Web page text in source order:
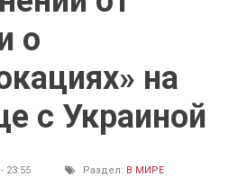
о
на
с Украиной
23:55 Раздел: В МИРЕ